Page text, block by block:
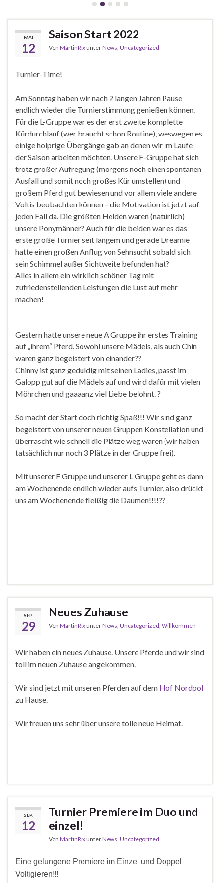
MAI
12
Saison Start 2022
Von MartinRixunterNews Uncategorized
Turnier-Time!
Am Sonntag haben wir nach 2 langen Jahren Pause
endlich wieder die Turnierstimmung genießen können.
Für die L-Gruppe war es der erst zweite komplette
Kürdurchlauf (wer braucht schon Routine), weswegen es
einige holprige Übergänge gab an denen wir im Laufe
der Saison arbeiten möchten. Unsere F-Gruppe hat sich
trotz großer Aufregung (morgens noch einen spontanen
Ausfall und somit noch großes Kür umstellen) und
großem Pferd gut bewiesen und vor allem viele andere
Voltis beobachten können – die Motivation ist jetzt auf
jeden Fall da. Die größten Helden waren (natürlich)
unsere Ponymänner? Auch für die beiden war es das
erste große Turnier seit langem und gerade Dreamie
hatte einen großen Anflug von Sehnsucht sobald sich
sein Schimmel außer Sichtweite befunden hat?
Alles in allem ein wirklich schöner Tag mit
zufriedenstellenden Leistungen die Lust auf mehr
machen!
Gestern hatte unsere neue A Gruppe ihr erstes Training
auf „ihrem“ Pferd. Sowohl unsere Mädels, als auch Chin
waren ganz begeistert von einander??
Chinny ist ganz geduldig mit seinen Ladies, passt im
Galopp gut auf die Mädels auf und wird dafür mit vielen
Möhrchen und gaaaanz viel Liebe belohnt. ?
So macht der Start doch richtig Spaß!!! Wir sind ganz
begeistert von unserer neuen Gruppen Konstellation und
überrascht wie schnell die Plätze weg waren (wir haben
tatsächlich nur noch 3 Plätze in der Gruppe frei).
Mit unserer F Gruppe und unserer L Gruppe geht es dann
am Wochenende endlich wieder aufs Turnier, also drückt
uns am Wochenende fleißig die Daumen!!!!??
SEP.
29
Neues Zuhause
Von MartinRixunterNews Uncategorized Willkommen
Wir haben ein neues Zuhause. Unsere Pferde und wir sind
toll im neuen Zuhause angekommen.
Wir sind jetzt mit unseren Pferden auf dem Hof Nordpol
zu Hause.
Wir freuen uns sehr über unsere tolle neue Heimat.
SEP.
12
Turnier Premiere im Duo und
einzel!
Von MartinRixunterNews Uncategorized
Eine gelungene Premiere im Einzel und Doppel
Voltigieren!!!